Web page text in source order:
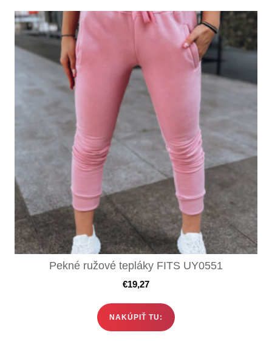
Pekné ružové tepláky FITS UY0551
€19,27
NAKÚPIŤ TU: